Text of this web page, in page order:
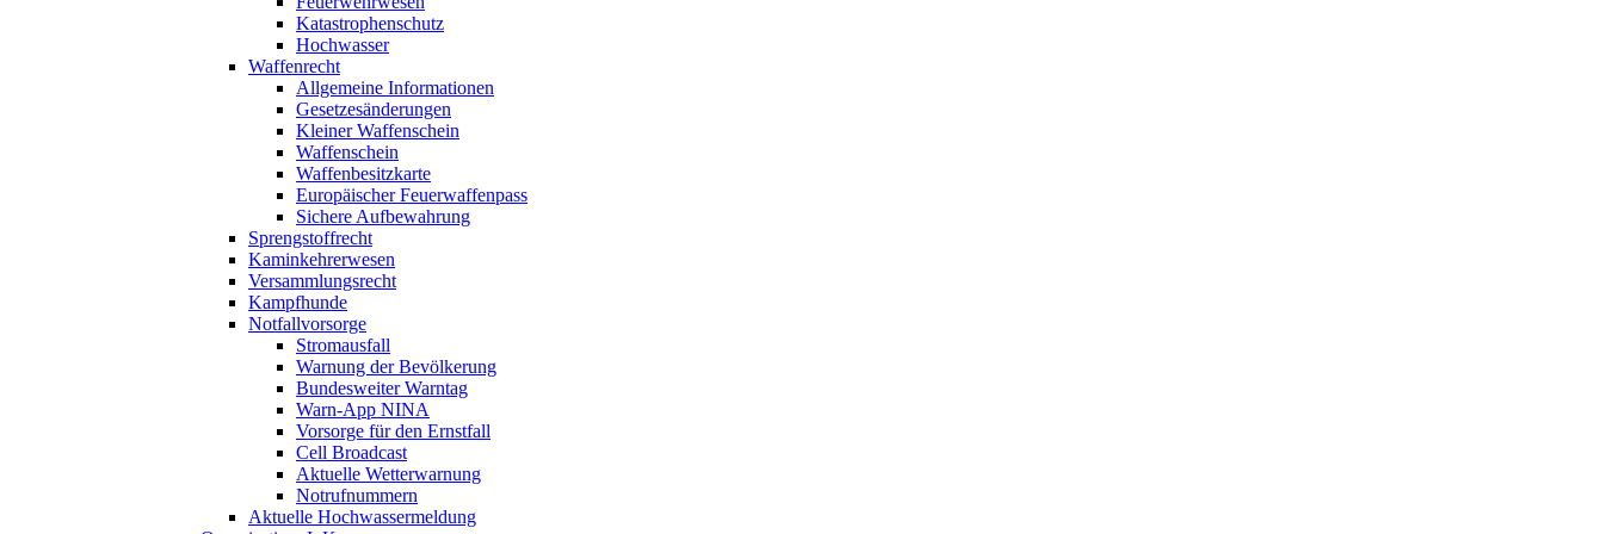
Katastrophenschutz
Hochwasser
Waffenrecht
Allgemeine Informationen
Gesetzesänderungen
Kleiner Waffenschein
Waffenschein
Waffenbesitzkarte
Europäischer Feuerwaffenpass
Sichere Aufbewahrung
Sprengstoffrecht
Kaminkehrerwesen
Versammlungsrecht
Kampfhunde
Notfallvorsorge
Stromausfall
Warnung der Bevölkerung
Bundesweiter Warntag
Warn-App NINA
Vorsorge für den Ernstfall
Cell Broadcast
Aktuelle Wetterwarnung
Notrufnummern
Aktuelle Hochwassermeldung